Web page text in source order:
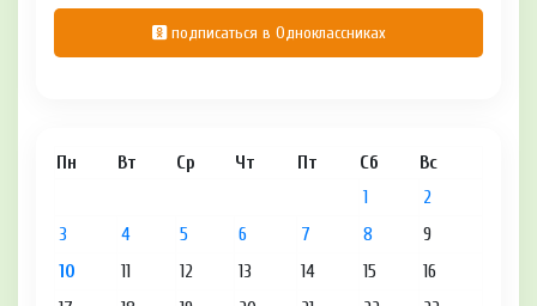
подписаться в Одноклассниках
Пн Вт Ср Чт Пт Сб Вс
1
2
3
4 5 6 7 8
9
10
11 12 13 14 15
16